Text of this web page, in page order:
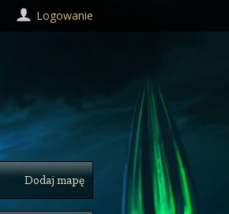
Dodaj mapę
Logowanie